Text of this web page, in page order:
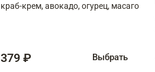
краб-крем, авокадо, огурец, масаго
379 ₽ Выбрать